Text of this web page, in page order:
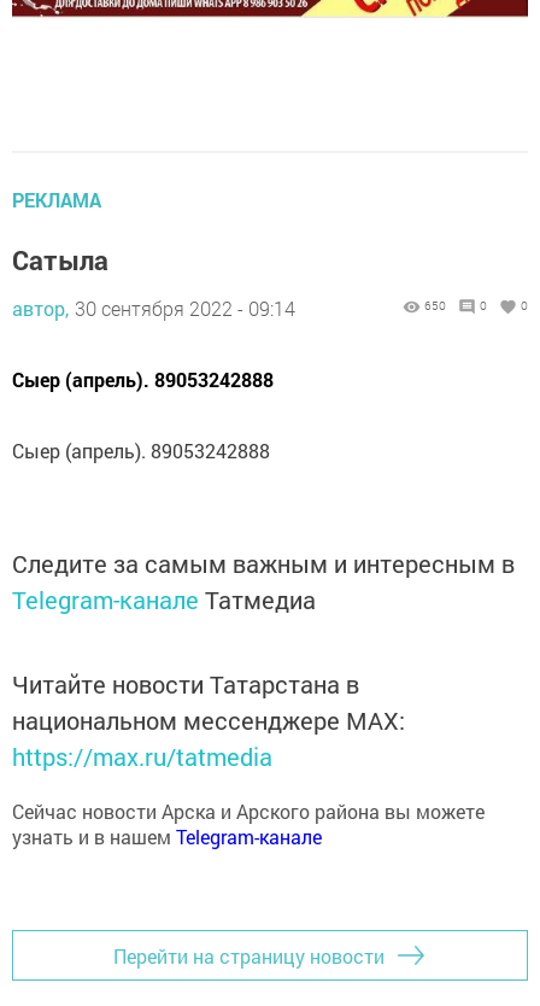
РЕКЛАМА
Сатыла
автор, 30 сентября 2022 - 09:14 650 0 0
Сыер (апрель). 89053242888
Сыер (апрель). 89053242888
Следите за самым важным и интересным в
Telegram-канале Татмедиа
Читайте новости Татарстана в
национальном мессенджере MАХ:
https://max.ru/tatmedia
Сейчас новости Арска и Арского района вы можете
узнать и в нашем Telegram-канале
Перейти на страницу новости